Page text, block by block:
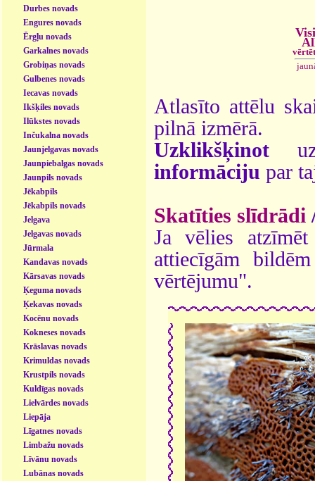
Durbes novads
Engures novads
Ērgļu novads
Garkalnes novads
Grobiņas novads
Gulbenes novads
Iecavas novads
Ikšķiles novads
Ilūkstes novads
Inčukalna novads
Jaunjelgavas novads
Jaunpiebalgas novads
Jaunpils novads
Jēkabpils
Jēkabpils novads
Jelgava
Jelgavas novads
Jūrmala
Kandavas novads
Kārsavas novads
Ķeguma novads
Ķekavas novads
Kocēnu novads
Kokneses novads
Krāslavas novads
Krimuldas novads
Krustpils novads
Kuldīgas novads
Lielvārdes novads
Liepāja
Līgatnes novads
Limbažu novads
Līvānu novads
Lubānas novads
Atlasīto attēlu
pilnā izmērā.
Uzklikšķinot
informāciju par
Skatīties slīdrādi
Ja vēlies
attiecīgām
vērtējumu".